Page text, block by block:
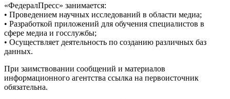
«ФедералПресс» занимается:
• Проведением научных исследований в области медиа;
• Разработкой приложений для обучения специалистов в
сфере медиа и госслужбы;
• Осуществляет деятельность по созданию различных баз
данных.
При заимствовании сообщений и материалов
информационного агентства ссылка на первоисточник
обязательна.